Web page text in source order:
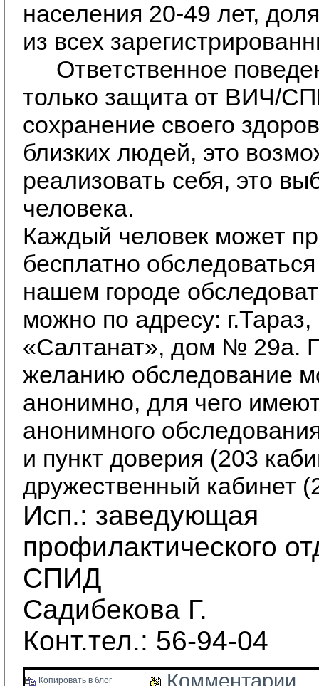
населения 20-49 лет,
из всех
Ответственное
только защита от ВИЧ/
сохранение своего
близких людей, это
реализовать себя, это
человека.
Каждый человек может
бесплатно
нашем городе
можно по адресу:
«Салтанат», дом № 29а.
желанию обследование
анонимно, для чего
анонимного
и пункт доверия (203
дружественный кабинет
Исп.: заведующая
профилактического
СПИД
Садибекова Г.
Конт.тел.: 56-94-04
Копировать в блог Комментарии